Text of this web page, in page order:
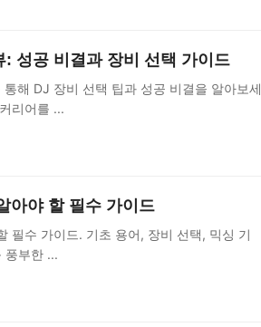
성공 비결과 장비 선택 가이드
해 DJ 장비 선택 팁과 성공 비결을 알아보세
리어를 ...
아야 할 필수 가이드
필수 가이드. 기초 용어, 장비 선택, 믹싱 기
풍부한 ...